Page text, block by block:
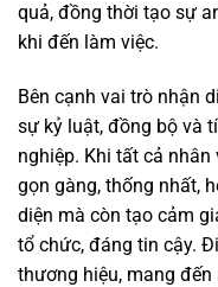
quả, đồng thời tạo sự
khi đến làm việc.
Bên cạnh vai trò nhận
sự kỷ luật, đồng bộ và
nghiệp. Khi tất cả
gọn gàng, thống nhất,
diện mà còn tạo cảm
tổ chức, đáng tin cậy.
thương hiệu, mang